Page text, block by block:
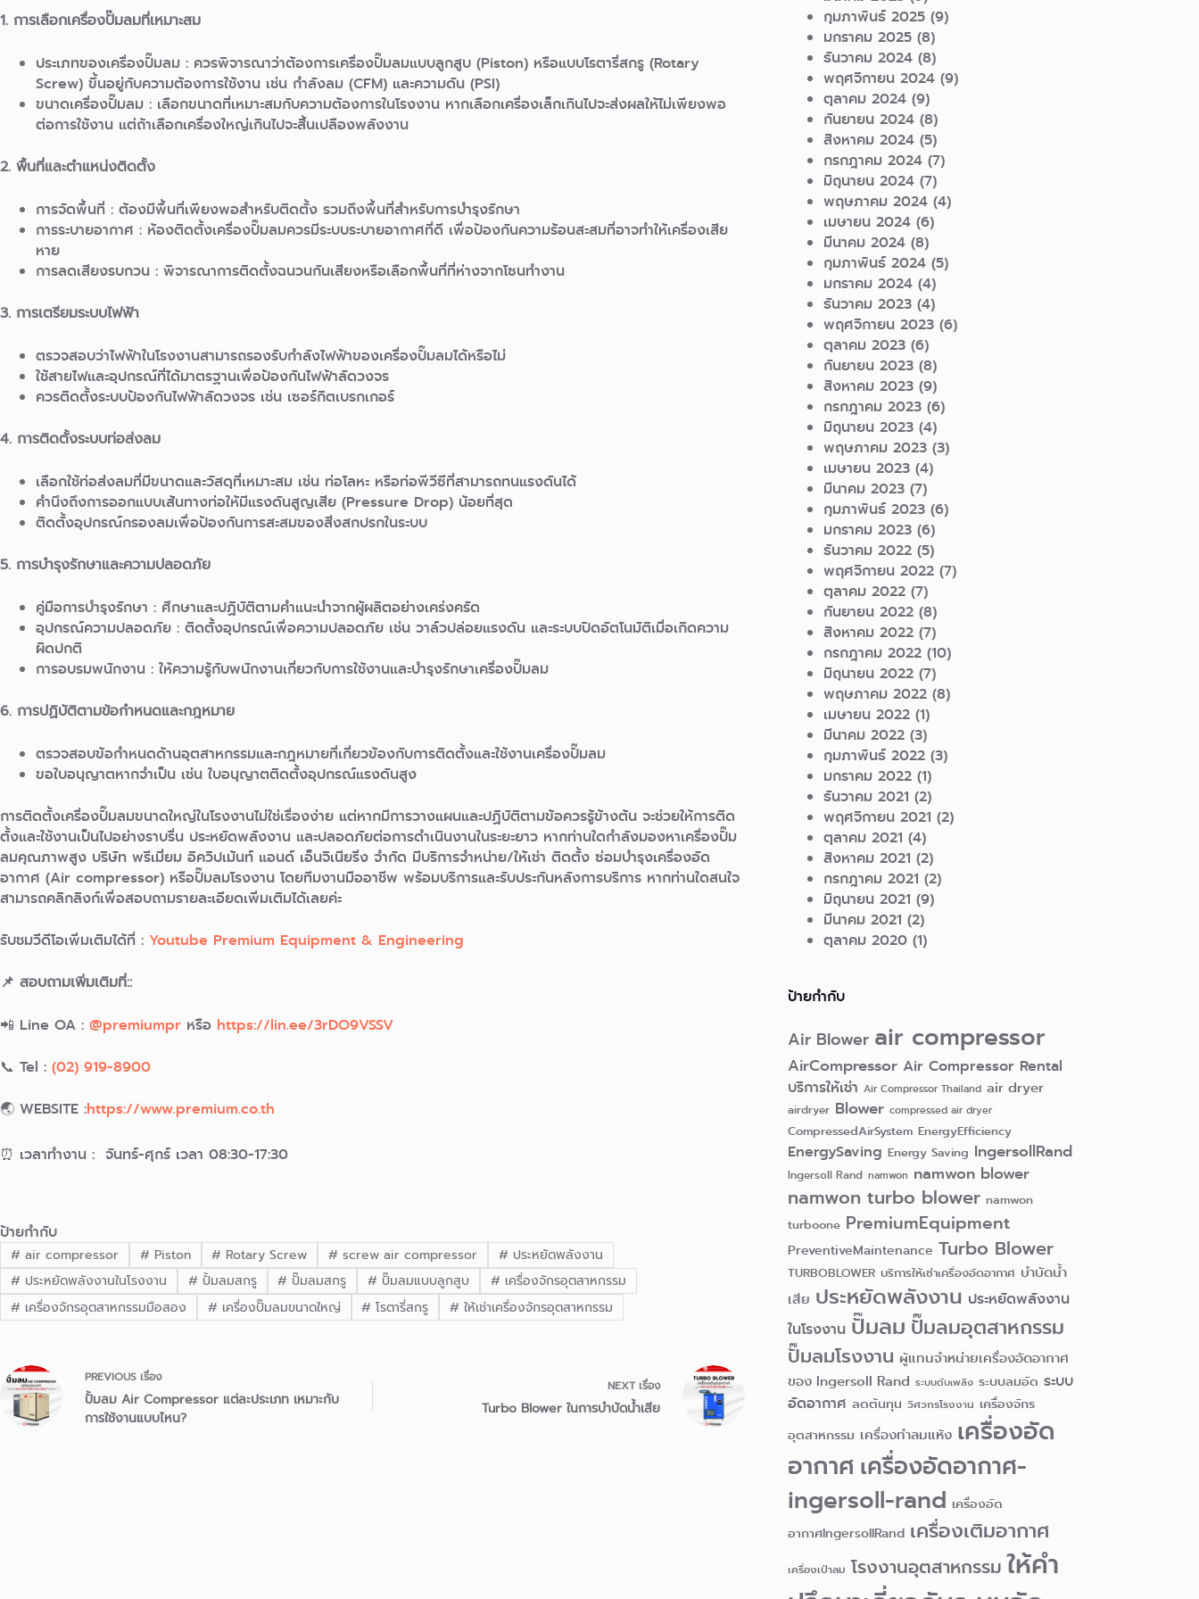
1. การเลือกเครื่องปั๊มลมที่เหมาะสม
ประเภทของเครื่องปั๊มลม : ควรพิจารณาว่าต้องการเครื่องปั๊มลมแบบลูกสูบ (Piston) หรือแบบโรตารี่สกรู (Rotary
Screw) ขึ้นอยู่กับความต้องการใช้งาน เช่น กำลังลม (CFM) และความดัน (PSI)
ขนาดเครื่องปั๊มลม : เลือกขนาดที่เหมาะสมกับความต้องการในโรงงาน หากเลือกเครื่องเล็กเกินไปจะส่งผลให้ไม่เพียงพอ
ต่อการใช้งาน แต่ถ้าเลือกเครื่องใหญ่เกินไปจะสิ้นเปลืองพลังงาน
2. พื้นที่และตำแหน่งติดตั้ง
การจัดพื้นที่ : ต้องมีพื้นที่เพียงพอสำหรับติดตั้ง รวมถึงพื้นที่สำหรับการบำรุงรักษา
การระบายอากาศ : ห้องติดตั้งเครื่องปั๊มลมควรมีระบบระบายอากาศที่ดี เพื่อป้องกันความร้อนสะสมที่อาจทำให้เครื่องเสีย
หาย
การลดเสียงรบกวน : พิจารณาการติดตั้งฉนวนกันเสียงหรือเลือกพื้นที่ที่ห่างจากโซนทำงาน
3. การเตรียมระบบไฟฟ้า
ตรวจสอบว่าไฟฟ้าในโรงงานสามารถรองรับกำลังไฟฟ้าของเครื่องปั๊มลมได้หรือไม่
ใช้สายไฟและอุปกรณ์ที่ได้มาตรฐานเพื่อป้องกันไฟฟ้าลัดวงจร
ควรติดตั้งระบบป้องกันไฟฟ้าลัดวงจร เช่น เซอร์กิตเบรกเกอร์
4. การติดตั้งระบบท่อส่งลม
เลือกใช้ท่อส่งลมที่มีขนาดและวัสดุที่เหมาะสม เช่น ท่อโลหะ หรือท่อพีวีซีที่สามารถทนแรงดันได้
คำนึงถึงการออกแบบเส้นทางท่อให้มีแรงดันสูญเสีย (Pressure Drop) น้อยที่สุด
ติดตั้งอุปกรณ์กรองลมเพื่อป้องกันการสะสมของสิ่งสกปรกในระบบ
5. การบำรุงรักษาและความปลอดภัย
คู่มือการบำรุงรักษา : ศึกษาและปฏิบัติตามคำแนะนำจากผู้ผลิตอย่างเคร่งครัด
อุปกรณ์ความปลอดภัย : ติดตั้งอุปกรณ์เพื่อความปลอดภัย เช่น วาล์วปล่อยแรงดัน และระบบปิดอัตโนมัติเมื่อเกิดความ
ผิดปกติ
การอบรมพนักงาน : ให้ความรู้กับพนักงานเกี่ยวกับการใช้งานและบำรุงรักษาเครื่องปั๊มลม
6. การปฏิบัติตามข้อกำหนดและกฎหมาย
ตรวจสอบข้อกำหนดด้านอุตสาหกรรมและกฎหมายที่เกี่ยวข้องกับการติดตั้งและใช้งานเครื่องปั๊มลม
ขอใบอนุญาตหากจำเป็น เช่น ใบอนุญาตติดตั้งอุปกรณ์แรงดันสูง
การติดตั้งเครื่องปั๊มลมขนาดใหญ่ในโรงงานไม่ใช่เรื่องง่าย แต่หากมีการวางแผนและปฏิบัติตามข้อควรรู้ข้างต้น จะช่วยให้การติด
ตั้งและใช้งานเป็นไปอย่างราบรื่น ประหยัดพลังงาน และปลอดภัยต่อการดำเนินงานในระยะยาว หากท่านใดกำลังมองหาเครื่องปั๊ม
ลมคุณภาพสูง บริษัท พรีเมี่ยม อิควิปเม้นท์ แอนด์ เอ็นจิเนียริ่ง จำกัด มีบริการจำหน่าย/ให้เช่า ติดตั้ง ซ่อมบำรุงเครื่องอัด
อากาศ (Air compressor) หรือปั๊มลมโรงงาน โดยทีมงานมืออาชีพ พร้อมบริการและรับประกันหลังการบริการ หากท่านใดสนใจ
สามารถคลิกลิงก์เพื่อสอบถามรายละเอียดเพิ่มเติมได้เลยค่ะ
รับชมวีดีโอเพิ่มเติมได้ที่ : Youtube Premium Equipment & Engineering
📌 สอบถามเพิ่มเติมที่::
📲 Line OA : @premiumpr หรือ https://lin.ee/3rDO9VSSV
📞 Tel : (02) 919-8900
🌏 WEBSITE :https://www.premium.co.th
⏰ เวลาทำงาน : จันทร์-ศุกร์ เวลา 08:30-17:30
ป้ายกำกับ
# air compressor # Piston # Rotary Screw # screw air compressor # ประหยัดพลังงาน
# ประหยัดพลังงานในโรงงาน # ปั้มลมสกรู # ปั๊มลมสกรู # ปั๊มลมแบบลูกสูบ # เครื่องจักรอุตสาหกรรม
# เครื่องจักรอุตสาหกรรมมือสอง # เครื่องปั๊มลมขนาดใหญ่ # โรตารี่สกรู # ให้เช่าเครื่องจักรอุตสาหกรรม
PREVIOUS เรื่อง
ปั้มลม Air Compressor แต่ละประเภท เหมาะกับ
การใช้งานแบบไหน?
NEXTเรื่อง
Turbo Blower ในการบำบัดน้ำเสีย
กุมภาพันธ์ 2025 (9)
มกราคม 2025 (8)
ธันวาคม 2024 (8)
พฤศจิกายน 2024 (9)
ตุลาคม 2024 (9)
กันยายน 2024 (8)
สิงหาคม 2024 (5)
กรกฎาคม 2024 (7)
มิถุนายน 2024 (7)
พฤษภาคม 2024 (4)
เมษายน 2024 (6)
มีนาคม 2024 (8)
กุมภาพันธ์ 2024 (5)
มกราคม 2024 (4)
ธันวาคม 2023 (4)
พฤศจิกายน 2023 (6)
ตุลาคม 2023 (6)
กันยายน 2023 (8)
สิงหาคม 2023 (9)
กรกฎาคม 2023 (6)
มิถุนายน 2023 (4)
พฤษภาคม 2023 (3)
เมษายน 2023 (4)
มีนาคม 2023 (7)
กุมภาพันธ์ 2023 (6)
มกราคม 2023 (6)
ธันวาคม 2022 (5)
พฤศจิกายน 2022 (7)
ตุลาคม 2022 (7)
กันยายน 2022 (8)
สิงหาคม 2022 (7)
กรกฎาคม 2022 (10)
มิถุนายน 2022 (7)
พฤษภาคม 2022 (8)
เมษายน 2022 (1)
มีนาคม 2022 (3)
กุมภาพันธ์ 2022 (3)
มกราคม 2022 (1)
ธันวาคม 2021 (2)
พฤศจิกายน 2021 (2)
ตุลาคม 2021 (4)
สิงหาคม 2021 (2)
กรกฎาคม 2021 (2)
มิถุนายน 2021 (9)
มีนาคม 2021 (2)
ตุลาคม 2020 (1)
ป้ายกำกับ
Air Blower air compressor
AirCompressor Air Compressor Rental
บริการให้เช่า Air Compressor Thailand air dryer
airdryer Blower compressed air dryer
CompressedAirSystem EnergyEfficiency
EnergySaving Energy Saving IngersollRand
Ingersoll Rand namwon namwon blower
namwon turbo blower namwon
turboone PremiumEquipment
PreventiveMaintenance Turbo Blower
TURBOBLOWER บริการให้เช่าเครื่องอัดอากาศ บำบัดน้ำ
เสีย ประหยัดพลังงาน ประหยัดพลังงาน
ในโรงงาน ปั๊มลม ปั๊มลมอุตสาหกรรม
ปั๊มลมโรงงาน ผู้แทนจำหน่ายเครื่องอัดอากาศ
ของ Ingersoll Rand ระบบดับเพลิง ระบบลมอัด ระบบ
อัดอากาศ ลดต้นทุน วิศวกรโรงงาน เครื่องจักร
อุตสาหกรรม เครื่องทำลมแห้ง เครื่องอัด
อากาศ เครื่องอัดอากาศ-
ingersoll-rand เครื่องอัด
อากาศIngersollRand เครื่องเติมอากาศ
เครื่องเป่าลม โรงงานอุตสาหกรรม ให้คำ